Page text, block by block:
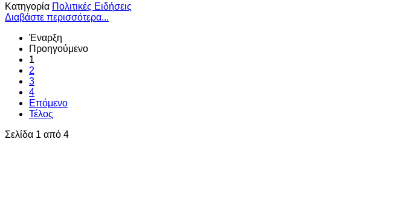
Κατηγορία Πολιτικές Ειδήσεις
Διαβάστε περισσότερα...
Έναρξη
Προηγούμενο
1
2
3
4
Επόμενο
Τέλος
Σελίδα 1 από 4